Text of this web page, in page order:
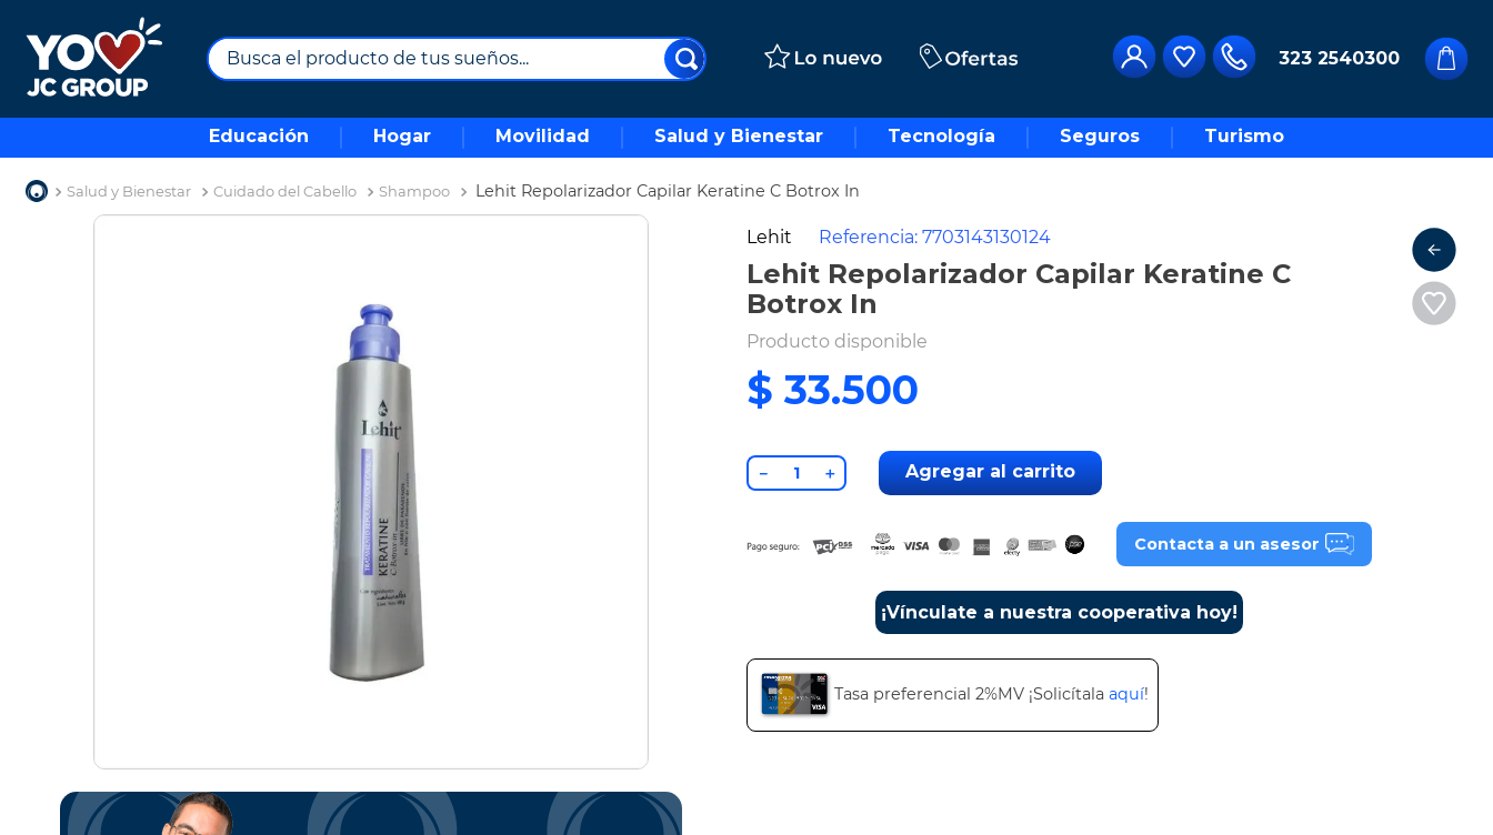
Busca el producto de tus sueños...
323 2540300
Educación Hogar Movilidad Salud y Bienestar Tecnología Seguros Turismo
Salud y Bienestar Cuidado del Cabello Shampoo Lehit Repolarizador Capilar Keratine C Botrox In
Lehit Referencia: 7703143130124
Lehit Repolarizador Capilar Keratine C
Botrox In
Producto disponible
$ 33.500
＋
－ Agregar al carrito
Contacta a un asesor
¡Vínculate a nuestra cooperativa hoy!
Tasa preferencial 2%MV ¡Solicítala aquí!
TÉRMINOS MÁS BUSCADOS
3.
moto